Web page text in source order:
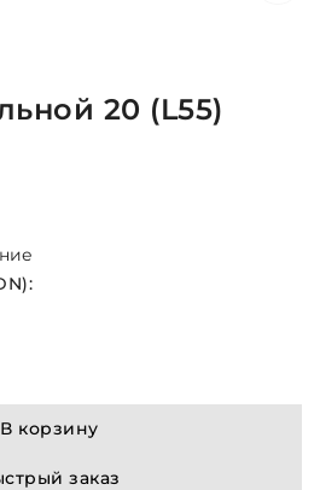
20 (L55)
В корзину
заказ